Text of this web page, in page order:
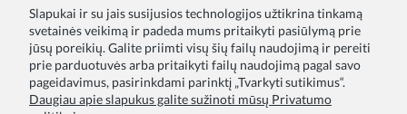
43,00 €
Slapukai ir su jais susijusios technologijos užtikrina tinkamą
svetainės veikimą ir padeda mums pritaikyti pasiūlymą prie
jūsų poreikių. Galite priimti visų šių failų naudojimą ir pereiti
prie parduotuvės arba pritaikyti failų naudojimą pagal savo
pageidavimus, pasirinkdami parinktį „Tvarkyti sutikimus“.
Daugiau apie slapukus galite sužinoti mūsų Privatumo